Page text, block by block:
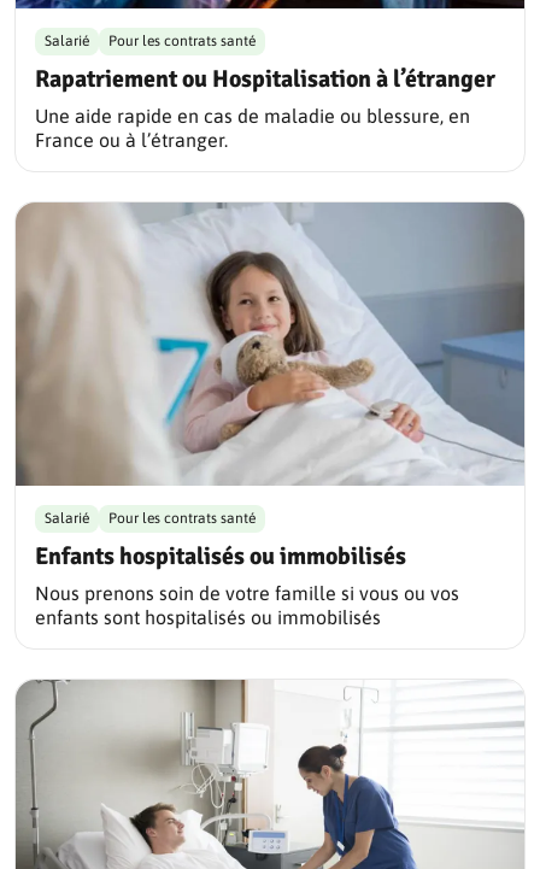
Rapatriement ou Hospitalisation à l’étranger
Salarié Pour les contrats santé
Une aide rapide en cas de maladie ou blessure, en
France ou à l’étranger.
Enfants hospitalisés ou immobilisés
Salarié Pour les contrats santé
Nous prenons soin de votre famille si vous ou vos
enfants sont hospitalisés ou immobilisés